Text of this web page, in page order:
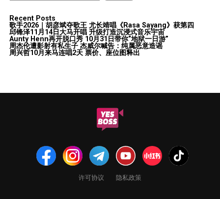
Recent Posts
歌手2026｜胡彦斌夺歌王 尤长靖唱《Rasa Sayang》获第四
邱锋泽11月14日大马开唱 升级打造沉浸式音乐宇宙
Aunty Henn再开脱口秀 10月31日带你“地狱一日游”
周杰伦遭影射有私生子 杰威尔喊告：纯属恶意造谣
周兴哲10月来马连唱2天 票价、座位图释出
许可协议 隐私政策